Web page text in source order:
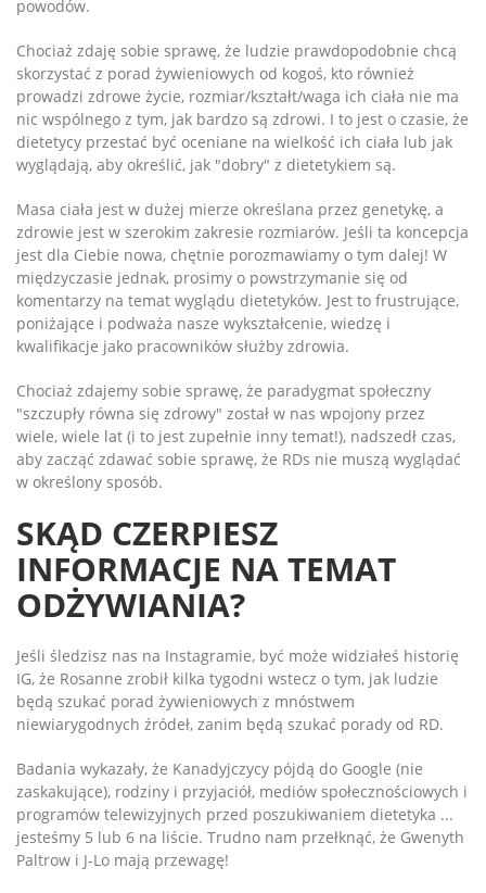
powodów.
Chociaż zdaję sobie sprawę, że ludzie prawdopodobnie chcą
skorzystać z porad żywieniowych od kogoś, kto również
prowadzi zdrowe życie, rozmiar/kształt/waga ich ciała nie ma
nic wspólnego z tym, jak bardzo są zdrowi. I to jest o czasie, że
dietetycy przestać być oceniane na wielkość ich ciała lub jak
wyglądają, aby określić, jak "dobry" z dietetykiem są.
Masa ciała jest w dużej mierze określana przez genetykę, a
zdrowie jest w szerokim zakresie rozmiarów. Jeśli ta koncepcja
jest dla Ciebie nowa, chętnie porozmawiamy o tym dalej! W
międzyczasie jednak, prosimy o powstrzymanie się od
komentarzy na temat wyglądu dietetyków. Jest to frustrujące,
poniżające i podważa nasze wykształcenie, wiedzę i
kwalifikacje jako pracowników służby zdrowia.
Chociaż zdajemy sobie sprawę, że paradygmat społeczny
"szczupły równa się zdrowy" został w nas wpojony przez
wiele, wiele lat (i to jest zupełnie inny temat!), nadszedł czas,
aby zacząć zdawać sobie sprawę, że RDs nie muszą wyglądać
w określony sposób.
SKĄD CZERPIESZ
INFORMACJE NA TEMAT
ODŻYWIANIA?
Jeśli śledzisz nas na Instagramie, być może widziałeś historię
IG, że Rosanne zrobił kilka tygodni wstecz o tym, jak ludzie
będą szukać porad żywieniowych z mnóstwem
niewiarygodnych źródeł, zanim będą szukać porady od RD.
Badania wykazały, że Kanadyjczycy pójdą do Google (nie
zaskakujące), rodziny i przyjaciół, mediów społecznościowych i
programów telewizyjnych przed poszukiwaniem dietetyka ...
jesteśmy 5 lub 6 na liście. Trudno nam przełknąć, że Gwenyth
Paltrow i J-Lo mają przewagę!